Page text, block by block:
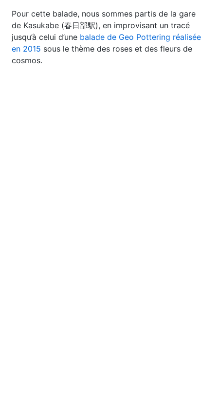
Pour cette balade, nous sommes partis de la gare
de Kasukabe (春日部駅), en improvisant un tracé
jusqu’à celui d’une balade de Geo Pottering réalisée
en 2015 sous le thème des roses et des fleurs de
cosmos.